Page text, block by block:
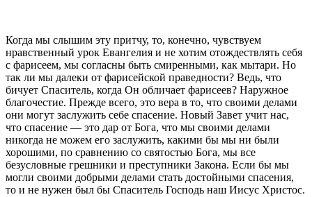
Когда мы слышим эту притчу, то, конечно, чувствуем
нравственный урок Евангелия и не хотим отождествлять себя
с фарисеем, мы согласны быть смиренными, как мытари. Но
так ли мы далеки от фарисейской праведности? Ведь, что
бичует Спаситель, когда Он обличает фарисеев? Наружное
благочестие. Прежде всего, это вера в то, что своими делами
они могут заслужить себе спасение. Новый Завет учит нас,
что спасение — это дар от Бога, что мы своими делами
никогда не можем его заслужить, какими бы мы ни были
хорошими, по сравнению со святостью Бога, мы все
безусловные грешники и преступники Закона. Если бы мы
могли своими добрыми делами стать достойными спасения,
то и не нужен был бы Спаситель Господь наш Иисус Христос.